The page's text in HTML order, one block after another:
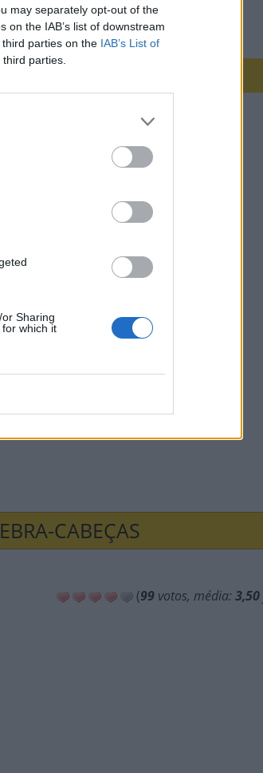
may separately opt-out of the
the IAB’s list of downstream
parties on the IAB’s List of
parties.
Sharing
which it
Chico Buarque
CABEÇAS
(99 votos, média: 3,50